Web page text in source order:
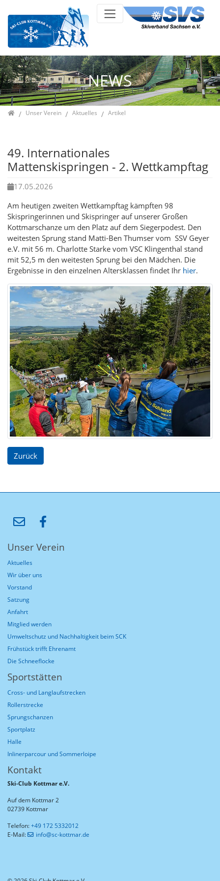
Direkt zur Hauptnavigation springen
Direkt zum Inhalt springen
Jump to sub navigation
NEWS
HomeUnser Verein Aktuelles Artikel
49. Internationales
Mattenskispringen - 2. Wettkampftag
17.05.2026
Am heutigen zweiten Wettkampftag kämpften 98
Skispringerinnen und Skispringer auf unserer Großen
Kottmarschanze um den Platz auf dem Siegerpodest. Den
weitesten Sprung stand Matti-Ben Thumser vom SSV Geyer
e.V. mit 56 m. Charlotte Starke vom VSC Klingenthal stand
mit 52,5 m den weitesten Sprung bei den Mädchen. Die
Ergebnisse in den einzelnen Altersklassen findet Ihr hier.
Zurück
Unser Verein
Aktuelles
Wir über uns
Vorstand
Satzung
Anfahrt
Mitglied werden
Umweltschutz und Nachhaltigkeit beim SCK
Frühstück trifft Ehrenamt
Die Schneeflocke
Sportstätten
Cross- und Langlaufstrecken
Rollerstrecke
Sprungschanzen
Sportplatz
Halle
Inlinerparcour und Sommerloipe
Kontakt
Ski-Club Kottmar e.V.
Auf dem Kottmar 2
02739 Kottmar
Telefon:+49 172 5332012
E-Mail:
info@sc-kottmar.de